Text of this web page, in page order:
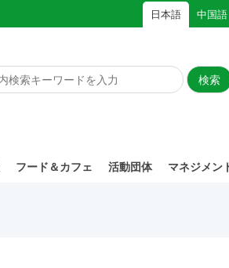
日本語 中国語
フード＆カフェ 活動団体 マネジメン